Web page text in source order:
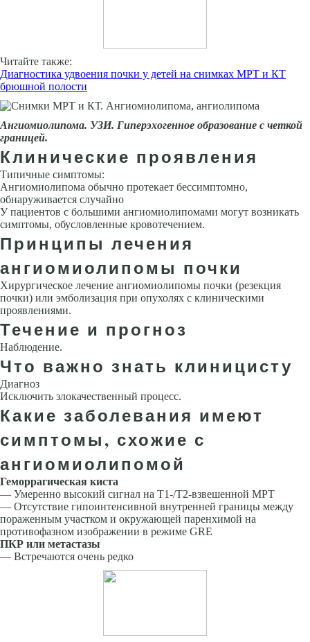
Читайте также:
Диагностика удвоения почки у детей на снимках МРТ и КТ
брюшной полости
Ангиомиолипома. УЗИ. Гиперэхогенное образование с четкой
границей.
Клинические проявления
Типичные симптомы:
Ангиомиолипома обычно протекает бессимптомно,
обнаруживается случайно
У пациентов с большими ангиомиолипомами могут возникать
симптомы, обусловленные кровотечением.
Принципы лечения
ангиомиолипомы почки
Хирургическое лечение ангиомиолипомы почки (резекция
почки) или эмболизация при опухолях с клиническими
проявлениями.
Течение и прогноз
Наблюдение.
Что важно знать клиницисту
Диагноз
Исключить злокачественный процесс.
Какие заболевания имеют
симптомы, схожие с
ангиомиолипомой
Геморрагическая киста
— Умеренно высокий сигнал на Т1-/Т2-взвешенной МРТ
— Отсутствие гипоинтенсивной внутренней границы между
пораженным участком и окружающей паренхимой на
противофазном изображении в режиме GRE
ПКР или метастазы
— Встречаются очень редко